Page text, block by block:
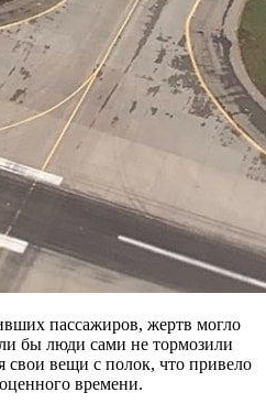
пассажиров, жертв могло
бы люди сами не тормозили
свои вещи с полок, что привело
времени.